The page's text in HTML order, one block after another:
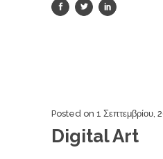
Posted on 1 Σεπτεμβρίου,
Digital Art